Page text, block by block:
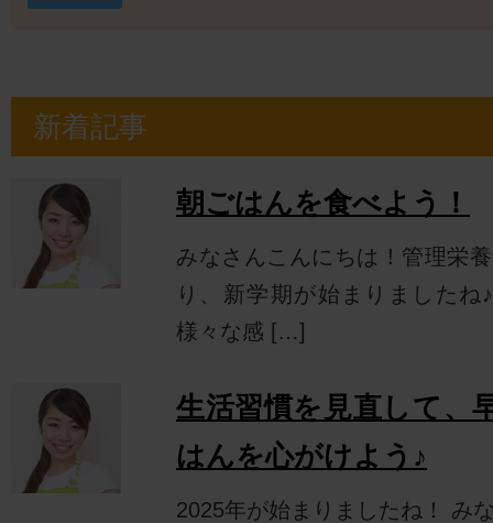
新着記事
朝ごはんを食べよう！
みなさんこんにちは！管理栄
り、新学期が始まりました
様々な感 […]
生活習慣を見直して、
はんを心がけよう♪
2025年が始まりましたね！ み